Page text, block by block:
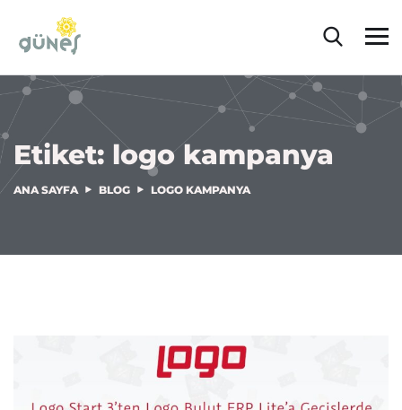
Etiket: logo kampanya
ANA SAYFA BLOG LOGO KAMPANYA